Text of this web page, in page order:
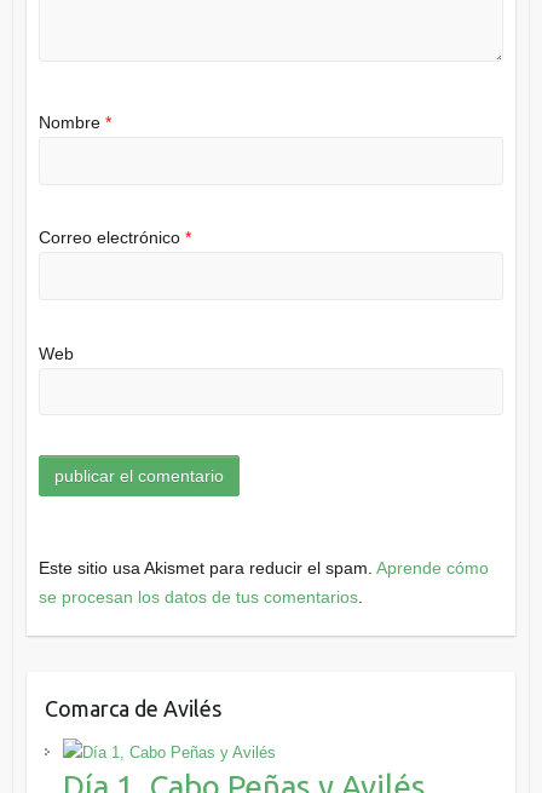
Nombre *
Correo electrónico *
Web
Este sitio usa Akismet para reducir el spam. Aprende cómo
se procesan los datos de tus comentarios.
Comarca de Avilés